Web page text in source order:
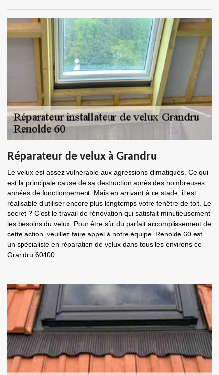
Réparateur de velux à Grandru
Le velux est assez vulnérable aux agressions climatiques. Ce qui
est la principale cause de sa destruction après des nombreuses
années de fonctionnement. Mais en arrivant à ce stade, il est
réalisable d’utiliser encore plus longtemps votre fenêtre de toit. Le
secret ? C’est le travail de rénovation qui satisfait minutieusement
les besoins du velux. Pour être sûr du parfait accomplissement de
cette action, veuillez faire appel à notre équipe. Renolde 60 est
un spécialiste en réparation de velux dans tous les environs de
Grandru 60400.